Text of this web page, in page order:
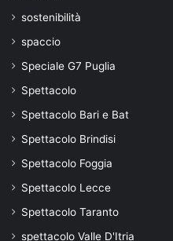
sostenibilità
spaccio
Speciale G7 Puglia
Spettacolo
Spettacolo Bari e Bat
Spettacolo Brindisi
Spettacolo Foggia
Spettacolo Lecce
Spettacolo Taranto
spettacolo Valle D'Itria